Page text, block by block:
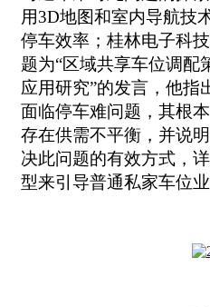
用3D地图和室内导航技
停车效率；桂林电子科
题为“区域共享车位调配
应用研究”的发言，他指
面临停车难问题，其根
存在供需不平衡，并说
决此问题的有效方式，
型来引导普通私家车位